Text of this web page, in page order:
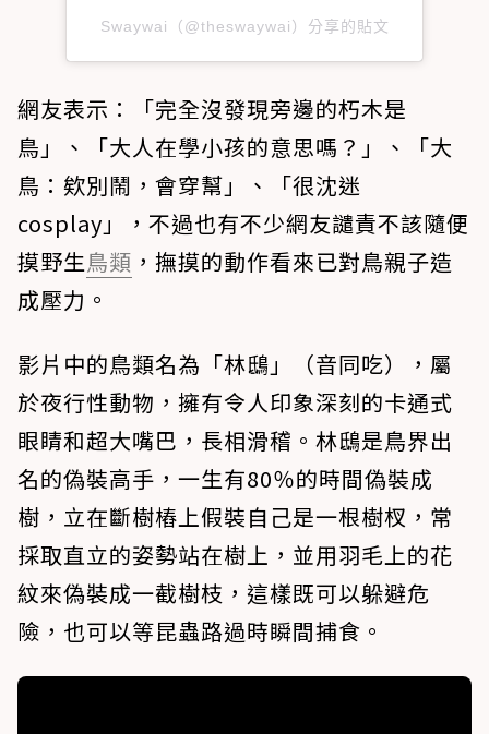
Swaywai（@theswaywai）分享的貼文
網友表示：「完全沒發現旁邊的朽木是
鳥」、「大人在學小孩的意思嗎？」、「大
鳥：欸別鬧，會穿幫」、「很沈迷
cosplay」，不過也有不少網友譴責不該隨便
摸野生鳥類 ，撫摸的動作看來已對鳥親子造
成壓力。
影片中的鳥類名為「林鴟」（音同吃），屬
於夜行性動物，擁有令人印象深刻的卡通式
眼睛和超大嘴巴，長相滑稽。林鴟是鳥界出
名的偽裝高手，一生有80％的時間偽裝成
樹，立在斷樹樁上假裝自己是一根樹杈，常
採取直立的姿勢站在樹上，並用羽毛上的花
紋來偽裝成一截樹枝，這樣既可以躲避危
險，也可以等昆蟲路過時瞬間捕食。